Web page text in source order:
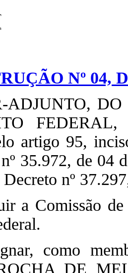
Nº 04,
ADJUNTO,
FEDERAL,
artigo 95,
35.972, de 04
nº
a Comissão
como
DE